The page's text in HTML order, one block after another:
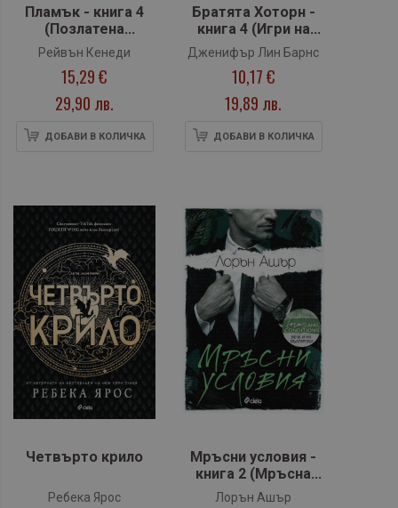
Пламък - книга 4
(Позлатена
пленница)
Рейвън Кенеди
15,29 €
29,90 лв.
ДОБАВИ В КОЛИЧКА
Братята Хоторн -
книга 4 (Игри на
наследство)
Дженифър Лин Барнс
10,17 €
19,89 лв.
ДОБАВИ В КОЛИЧКА
Четвърто крило
Ребека Ярос
Мръсни условия -
книга 2 (Мръсна
сделка)
Лорън Ашър